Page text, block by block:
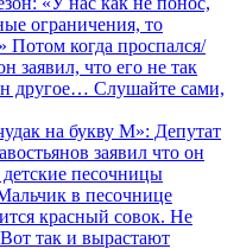
ограничения, то
Потом когда проспался/
заявил, что его не так
другое… Слушайте сами,
на букву М»: Депутат
заявил что он
песочницы
в песочнице
красный совок. Не
так и вырастают